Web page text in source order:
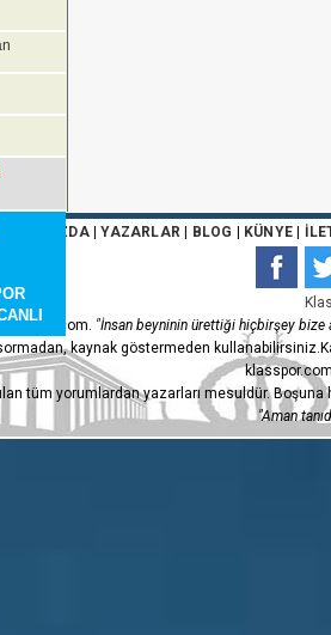
HAKKIMIZDA|YAZARLAR BLOG KÜNYE|
"İnsan beyninin ürettiği hiçbirşey bize
kaynak göstermeden
tüm yorumlardan yazarları mesuldür.
"Aman